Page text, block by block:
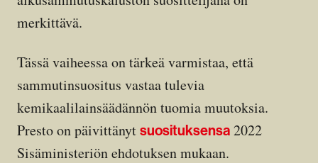
merkittävä.
Tässä vaiheessa on tärkeä varmistaa, että
sammutinsuositus vastaa tulevia
kemikaalilainsäädännön tuomia muutoksia.
Presto on päivittänyt suosituksensa 2022
Sisäministeriön ehdotuksen mukaan.